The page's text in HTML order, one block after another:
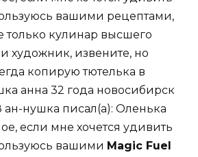
вашими рецептами,
только кулинар высшего
художник, извените, но
копирую тютелька в
анна 32 года новосибирск
ан-нушка писал(а): Оленька
если мне хочется удивить
вашими Magic Fuel